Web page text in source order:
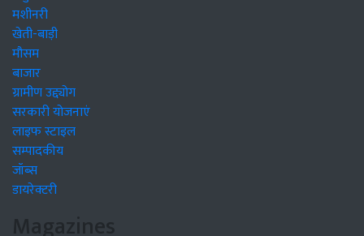
मशीनरी
खेती-बाड़ी
मौसम
बाजार
ग्रामीण उद्द्योग
सरकारी योजनाएं
लाइफ स्टाइल
सम्पादकीय
जॉब्स
डायरेक्टरी
Magazines